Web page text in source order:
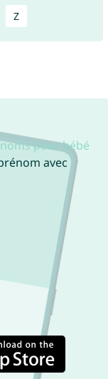
Z
pour bébé
avec